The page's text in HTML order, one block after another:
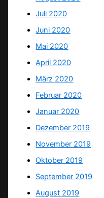
Juli 2020
Juni 2020
Mai 2020
April 2020
März 2020
Februar 2020
Januar 2020
Dezember 2019
November 2019
Oktober 2019
September 2019
August 2019